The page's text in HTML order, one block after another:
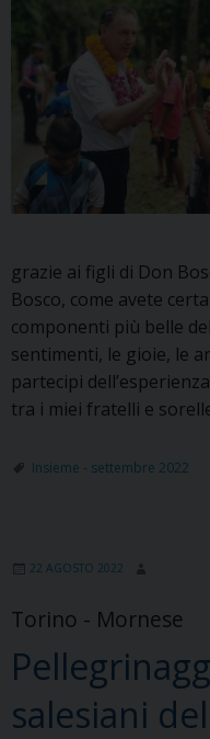
grazie ai figli di Don
Bosco, come avete
componenti più belle
sentimenti, le gioie, le
partecipi
tra i miei fratelli e
Insieme - settembre 2022
22 AGOSTO 2022
Torino - Mornese
salesiani